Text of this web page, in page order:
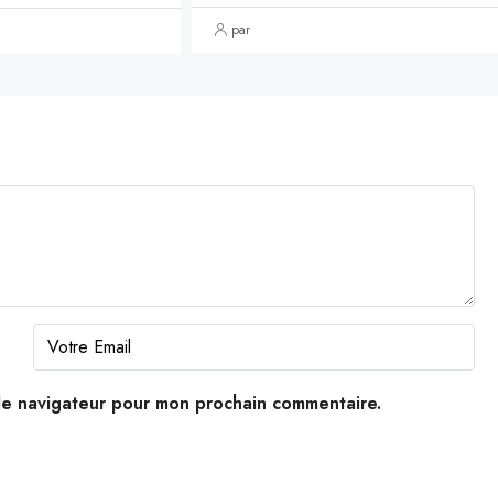
par
navigateur pour mon prochain commentaire.